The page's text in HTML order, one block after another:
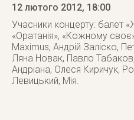
ДОВІДКА
12 лютого 2012, 18:00
Учасники концерту: балет
«Оратанія», «Кожному
Maximus, Андрій Заліско,
Ляна Новак, Павло
Андріана, Олеся Киричук,
Левицький, Мія.